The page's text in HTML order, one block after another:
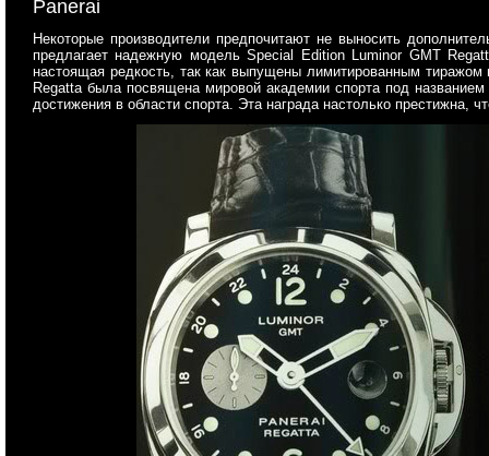
Panerai
Некоторые производители предпочитают не выносить
предлагает надежную модель Special Edition Luminor GMT
настоящая редкость, так как выпущены лимитированным
Regatta была посвящена мировой академии спорта под
достижения в области спорта. Эта награда настолько престижна,